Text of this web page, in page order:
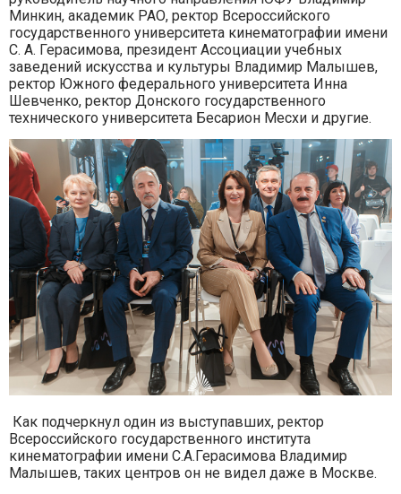
Минкин, академик РАО, ректор Всероссийского
государственного университета кинематографии имени
С. А. Герасимова, президент Ассоциации учебных
заведений искусства и культуры Владимир Малышев,
ректор Южного федерального университета Инна
Шевченко, ректор Донского государственного
технического университета Бесарион Месхи и другие.
Как подчеркнул один из выступавших, ректор
Всероссийского государственного института
кинематографии имени С.А.Герасимова Владимир
Малышев, таких центров он не видел даже в Москве.